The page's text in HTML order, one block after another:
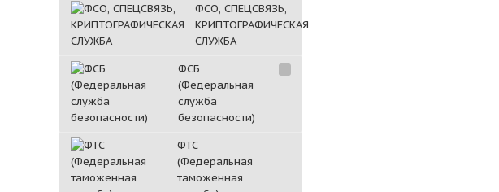
ФСО, СПЕЦСВЯЗЬ,
КРИПТОГРАФИЧЕСКАЯ
СЛУЖБА
ФСБ
(Федеральная
служба
безопасности)
ФТС
(Федеральная
таможенная